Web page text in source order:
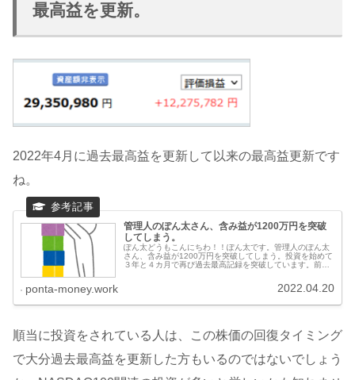
最高益を更新。
2022年4月に過去最高益を更新して以来の最高益更新です
ね。
管理人のぽん太さん、含み益が1200万円を突破
してしまう。
ぽん太どうもこんにちわ！！ぽん太です。管理人のぽん太
さん、含み益が1200万円を突破してしまう。投資を始めて
３年と４カ月で再び過去最高記録を突破しています。前回
ponta-money.work 2022.04.20
順当に投資をされている人は、この株価の回復タイミング
で大分過去最高益を更新した方もいるのではないでしょう